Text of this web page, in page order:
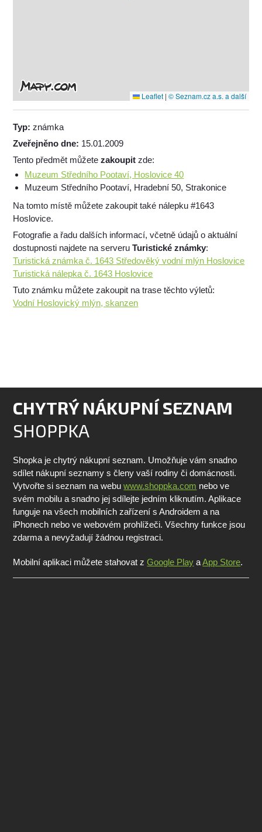
Leaflet | © Seznam.cz a.s. a další
Typ:známka
Zveřejněno dne: 15.01.2009
Tento předmět můžetezakoupit zde:
Muzeum Středního Pootaví, Hoslovice 40
Muzeum Středního Pootaví, Hradební 50, Strakonice
Na tomto místě můžete zakoupit také nálepku #1643
Hoslovice.
Fotografie a řadu dalších informací, včetně údajů o aktuální
dostupnosti najdete na serveruTuristické známky:
Turistická známka č. 1643 Středověký vodní mlýn Hoslovice
Turistická nálepka č. 1643 Hoslovice
Tuto známku můžete zakoupit na trase těchto výletů:
Vodní Hoslovický mlýn, skanzen
CHYTRÝ NÁKUPNÍ SEZNAM
SHOPPKA
Shopka je chytrý nákupní seznam. Umožňuje vám snadno
sdílet nákupní seznamy s členy vaší rodiny či domácnosti.
Vytvořte si seznam na webuwww.shoppka.com nebo ve
svém mobilu a snadno jej sdílejte jedním kliknutím. Aplikace
funguje na všech mobilních zařízení s Androidem a na
iPhonech nebo ve webovém prohlížeči. Všechny funkce jsou
zdarma a nevyžadují žádnou registraci.
Mobilní aplikaci můžete stahovat zGoogle Play aApp Store.